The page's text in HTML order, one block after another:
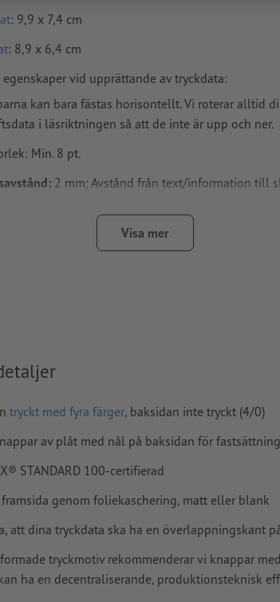
: 9,9 x 7,4 cm
: 8,9 x 6,4 cm
vid upprättande av tryckdata:
kan bara fästas horisontellt. Vi roterar alltid
i läsriktningen så att de inte är upp och ner.
Min. 8 pt.
2 mm; Avstånd från text/information till
raderas och kommer inte att tryckas
formulärfältkommer att tryckas
jag utskriftsdata korrekt?
Visa mer
tryckt med fyra färger, baksidan inte tryckt (4/0)
av plåt med nål på baksidan för fastsättning
STANDARD 100-certifierad
genom foliekaschering, matt eller blank
att dina tryckdata ska ha en överlappningskant
tryckmotiv rekommenderar vi knappar
ha en decentraliserande, produktionsteknisk